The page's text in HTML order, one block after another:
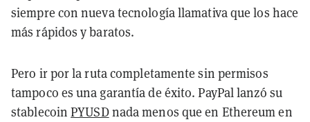
siempre con nueva tecnología llamativa que los hace
más rápidos y baratos.
Pero ir por la ruta completamente sin permisos
tampoco es una garantía de éxito. PayPal lanzó su
stablecoinPYUSDnada menos que en Ethereum en